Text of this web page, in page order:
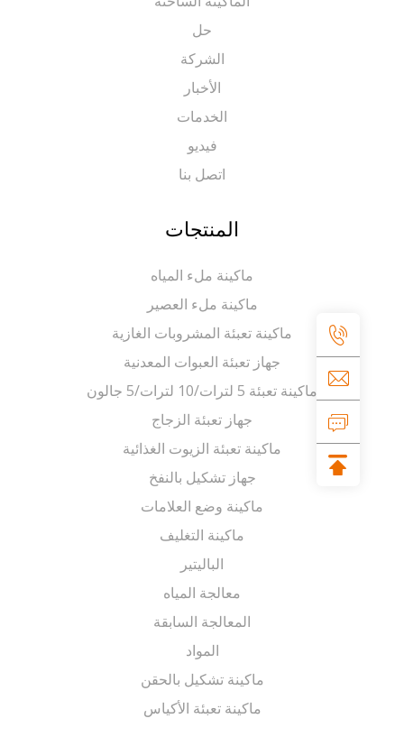
الشركة
الخدمات
اتصل بنا
المنتجات
ماكينة ملء المياه
ماكينة ملء العصير
ماكينة تعبئة المشروبات الغازية
جهاز تعبئة العبوات المعدنية
ماكينة تعبئة 5 لترات/10 لترات/5 جالون
جهاز تعبئة الزجاج
ماكينة تعبئة الزيوت الغذائية
جهاز تشكيل بالنفخ
ماكينة وضع العلامات
ماكينة التغليف
الباليتير
معالجة المياه
المعالجة السابقة
ماكينة تشكيل بالحقن
ماكينة تعبئة الأكياس